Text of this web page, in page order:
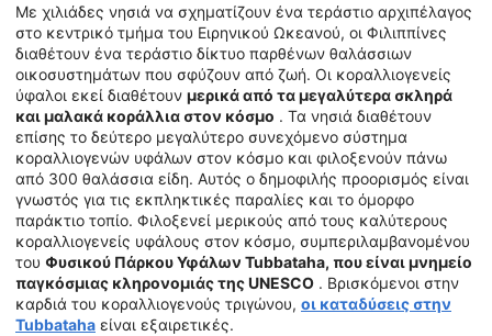
Με χιλιάδες νησιά να σχηματίζουν ένα τεράστιο αρχιπέλαγος
στο κεντρικό τμήμα του Ειρηνικού Ωκεανού, οι Φιλιππίνες
διαθέτουν ένα τεράστιο δίκτυο παρθένων θαλάσσιων
οικοσυστημάτων που σφύζουν από ζωή. Οι κοραλλιογενείς
ύφαλοι εκεί διαθέτουν μερικά από τα μεγαλύτερα σκληρά
και μαλακά κοράλλια στον κόσμο . Τα νησιά διαθέτουν
επίσης το δεύτερο μεγαλύτερο συνεχόμενο σύστημα
κοραλλιογενών υφάλων στον κόσμο και φιλοξενούν πάνω
από 300 θαλάσσια είδη. Αυτός ο δημοφιλής προορισμός είναι
γνωστός για τις εκπληκτικές παραλίες και το όμορφο
παράκτιο τοπίο. Φιλοξενεί μερικούς από τους καλύτερους
κοραλλιογενείς υφάλους στον κόσμο, συμπεριλαμβανομένου
του Φυσικού Πάρκου Υφάλων Tubbataha, που είναι μνημείο
παγκόσμιας κληρονομιάς της UNESCO . Βρισκόμενοι στην
καρδιά του κοραλλιογενούς τριγώνου, οι καταδύσεις στην
Tubbataha είναι εξαιρετικές.